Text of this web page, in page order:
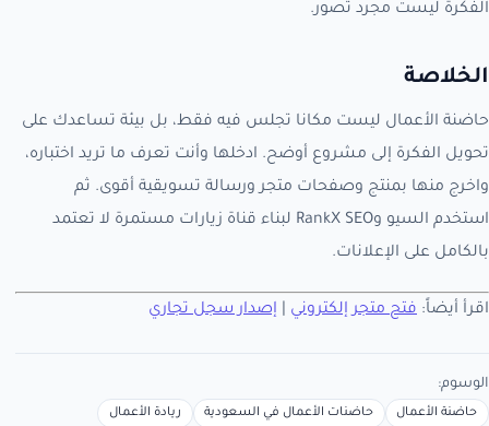
الفكرة ليست مجرد تصور.
الخلاصة
حاضنة الأعمال ليست مكانا تجلس فيه فقط، بل بيئة تساعدك على
تحويل الفكرة إلى مشروع أوضح. ادخلها وأنت تعرف ما تريد اختباره،
واخرج منها بمنتج وصفحات متجر ورسالة تسويقية أقوى. ثم
استخدم السيو وRankX SEO لبناء قناة زيارات مستمرة لا تعتمد
بالكامل على الإعلانات.
اقرأ أيضاً: فتح متجر إلكتروني إصدار سجل تجاري
الوسوم:
حاضنة الأعمال حاضنات الأعمال في السعودية ريادة الأعمال